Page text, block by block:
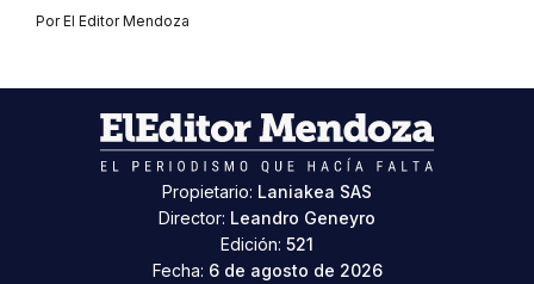
PorEl Editor Mendoza
Propietario: Laniakea SAS
Director: Leandro Geneyro
Edición: 521
Fecha: 6 de agosto de 2026